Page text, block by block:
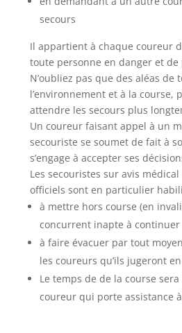
secours
Il appartient à chaque coureur
toute personne en danger et de
N’oubliez pas que des aléas de
l’environnement et à la course,
attendre les secours plus
Un coureur faisant appel à un
secouriste se soumet de fait à
s’engage à accepter ses
Les secouristes sur avis
officiels sont en particulier
à mettre hors course (en
concurrent inapte à continuer
à faire évacuer par tout
les coureurs qu’ils jugeront
Le temps de de la course
coureur qui porte assistance